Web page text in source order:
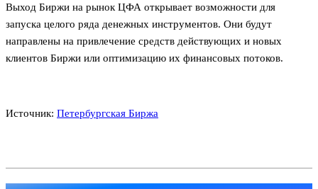
Выход Биржи на рынок ЦФА открывает возможности для
запуска целого ряда денежных инструментов. Они будут
направлены на привлечение средств действующих и новых
клиентов Биржи или оптимизацию их финансовых потоков.
Источник: Петербургская Биржа